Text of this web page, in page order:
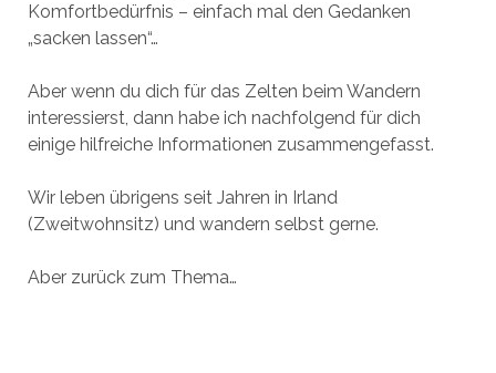
Komfortbedürfnis – einfach mal den Gedanken
„sacken lassen“…
Aber wenn du dich für das Zelten beim Wandern
interessierst, dann habe ich nachfolgend für dich
einige hilfreiche Informationen zusammengefasst.
Wir leben übrigens seit Jahren in Irland
(Zweitwohnsitz) und wandern selbst gerne.
Aber zurück zum Thema…